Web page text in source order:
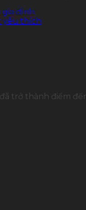
gia đình
yêu thích
trở thành điểm